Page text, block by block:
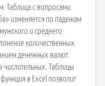
Таблица с вопросами.
изме­ня­ет­ся по паде­жам
и сред­не­го
количественных
денежных валют.
числительных. Таблицы
в Excel позволит